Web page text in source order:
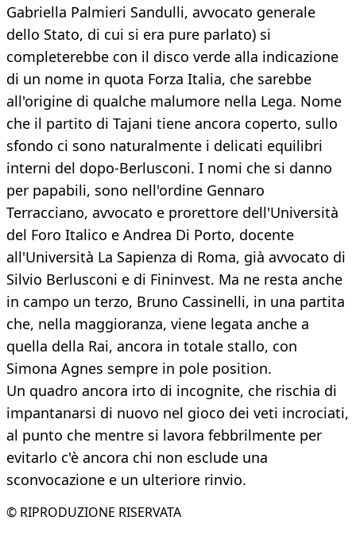
Gabriella Palmieri Sandulli, avvocato generale
dello Stato, di cui si era pure parlato) si
completerebbe con il disco verde alla indicazione
di un nome in quota Forza Italia, che sarebbe
all'origine di qualche malumore nella Lega. Nome
che il partito di Tajani tiene ancora coperto, sullo
sfondo ci sono naturalmente i delicati equilibri
interni del dopo-Berlusconi. I nomi che si danno
per papabili, sono nell'ordine Gennaro
Terracciano, avvocato e prorettore dell'Università
del Foro Italico e Andrea Di Porto, docente
all'Università La Sapienza di Roma, già avvocato di
Silvio Berlusconi e di Fininvest. Ma ne resta anche
in campo un terzo, Bruno Cassinelli, in una partita
che, nella maggioranza, viene legata anche a
quella della Rai, ancora in totale stallo, con
Simona Agnes sempre in pole position.
Un quadro ancora irto di incognite, che rischia di
impantanarsi di nuovo nel gioco dei veti incrociati,
al punto che mentre si lavora febbrilmente per
evitarlo c'è ancora chi non esclude una
sconvocazione e un ulteriore rinvio.
© RIPRODUZIONE RISERVATA